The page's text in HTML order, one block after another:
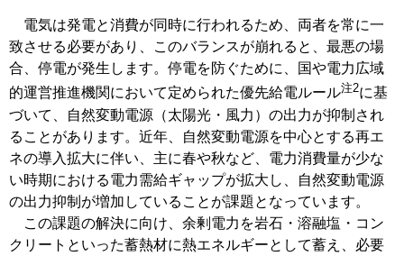
電気は発電と消費が同時に行われるため、両者を常に一
致させる必要があり、このバランスが崩れると、最悪の場
合、停電が発生します。停電を防ぐために、国や電力広域
的運営推進機関において定められた優先給電ルール注2に基
づいて、自然変動電源（太陽光・風力）の出力が抑制され
ることがあります。近年、自然変動電源を中心とする再エ
ネの導入拡大に伴い、主に春や秋など、電力消費量が少な
い時期における電力需給ギャップが拡大し、自然変動電源
の出力抑制が増加していることが課題となっています。
この課題の解決に向け、余剰電力を岩石・溶融塩・コン
クリートといった蓄熱材に熱エネルギーとして蓄え、必要